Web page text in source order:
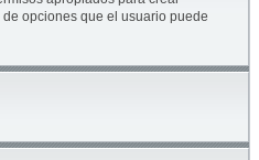
opciones que el usuario puede